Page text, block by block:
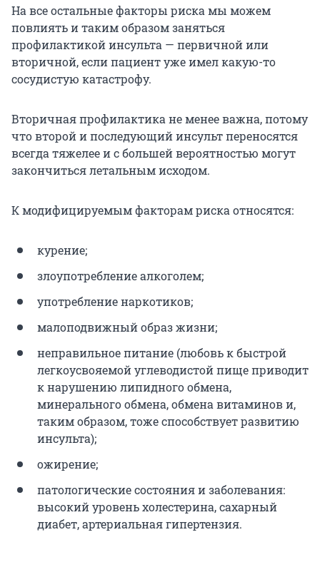
На все остальные факторы риска мы можем
повлиять и таким образом заняться
профилактикой инсульта — первичной или
вторичной, если пациент уже имел какую-то
сосудистую катастрофу.
Вторичная профилактика не менее важна, потому
что второй и последующий инсульт переносятся
всегда тяжелее и с большей вероятностью могут
закончиться летальным исходом.
К модифицируемым факторам риска относятся:
курение;
злоупотребление алкоголем;
употребление наркотиков;
малоподвижный образ жизни;
неправильное питание (любовь к быстрой
легкоусвояемой углеводистой пище приводит
к нарушению липидного обмена,
минерального обмена, обмена витаминов и,
таким образом, тоже способствует развитию
инсульта);
ожирение;
патологические состояния и заболевания:
высокий уровень холестерина, сахарный
диабет, артериальная гипертензия.